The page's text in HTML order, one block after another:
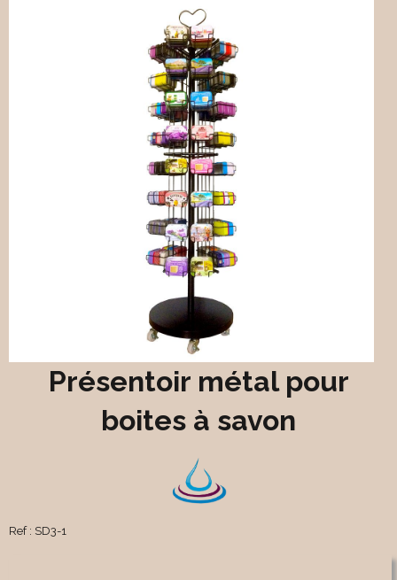
Présentoir métal pour
boites à savon
Ref : SD3-1